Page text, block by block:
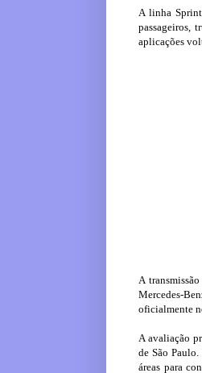
A linha
passageiros,
aplicações
A
Mercedes-
oficialmente
A avaliação
de São
áreas para